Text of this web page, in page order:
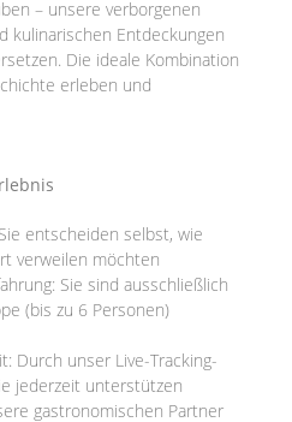
– unsere verborgenen
kulinarischen Entdeckungen
Die ideale Kombination
erleben und
entscheiden selbst, wie
verweilen möchten
Sie sind ausschließlich
(bis zu 6 Personen)
Durch unser Live-Tracking-
jederzeit unterstützen
gastronomischen Partner